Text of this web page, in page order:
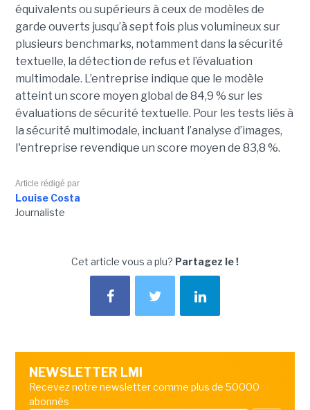
équivalents ou supérieurs à ceux de modèles de
garde ouverts jusqu’à sept fois plus volumineux sur
plusieurs benchmarks, notamment dans la sécurité
textuelle, la détection de refus et l’évaluation
multimodale. L’entreprise indique que le modèle
atteint un score moyen global de 84,9 % sur les
évaluations de sécurité textuelle. Pour les tests liés à
la sécurité multimodale, incluant l’analyse d’images,
l'entreprise revendique un score moyen de 83,8 %.
Article rédigé par
Louise Costa
Journaliste
Cet article vous a plu? Partagez le !
NEWSLETTER LMI
Recevez notre newsletter comme plus de 50000
abonnés